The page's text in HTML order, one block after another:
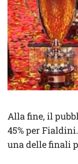
Alla fine, il
45% per
una delle finali